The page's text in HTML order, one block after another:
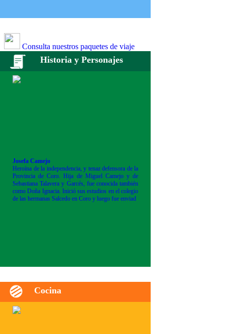
Consulta nuestros paquetes de viaje
Historia y Personajes
Josefa Camejo
Heroína de la independencia, y tenaz defensora de la
Provincia de Coro. Hija de Miguel Camejo y de
Sebastiana Talavera y Garcés, fue conocida también
como Doña Ignacia. Inició sus estudios en el colegio
de las hermanas Salcedo en Coro y luego fue enviad
Cocina